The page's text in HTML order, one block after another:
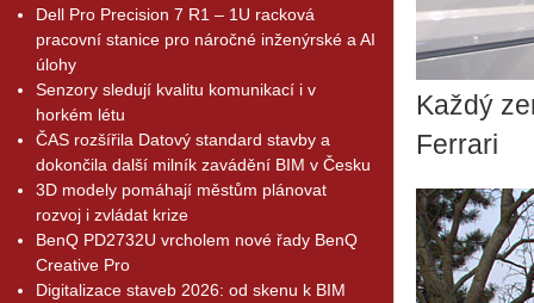
Dell Pro Precision 7 R1 – 1U racková
pracovní stanice pro náročné inženýrské a AI
úlohy
Senzory sledují kvalitu komunikací i v
horkém létu
ČAS rozšířila Datový standard stavby a
dokončila další milník zavádění BIM v Česku
3D modely pomáhají městům plánovat
rozvoj i zvládat krize
BenQ PD2732U vrcholem nové řady BenQ
Creative Pro
Digitalizace staveb 2026: od skenu k BIM
Každý
Ferrari